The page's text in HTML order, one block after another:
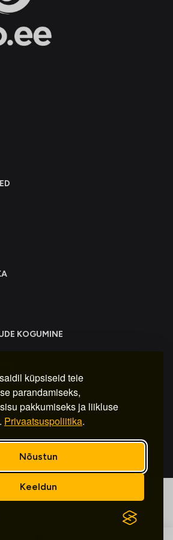
küpsiseid teie
parandamiseks,
pakkumiseks ja liikluse
Privaatsuspoliitika.
Nõustun
Keeldun
KOGUMINE
12617